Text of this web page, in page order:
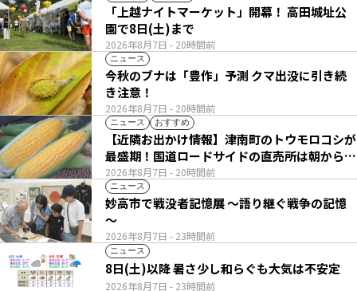
2026年8月7日 - 20時間前
「上越ナイトマーケット」開幕！ 高田城址公
園で8日(土)まで
ニュース
2026年8月7日 - 20時間前
今秋のブナは「豊作」予測 クマ出没に引き続
き注意！
ニュース おすすめ
2026年8月7日 - 20時間前
【近隣お出かけ情報】津南町のトウモロコシが
最盛期！国道ロードサイドの直売所は朝から長
い列
ニュース
2026年8月7日 - 23時間前
妙高市で戦没者記憶展 ～語り継ぐ戦争の記憶
～
ニュース
2026年8月7日 - 23時間前
8日(土)以降 暑さ少し和らぐも大気は不安定